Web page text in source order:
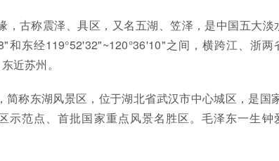
，古称震泽、具区，又名五湖、笠泽，是中国五大淡
和东经119°52'32"~120°36'10"之间，横跨江、浙两
近苏州。
简称东湖风景区，位于湖北省武汉市中心城区，是国
示范点、首批国家重点风景名胜区。毛泽东一生钟